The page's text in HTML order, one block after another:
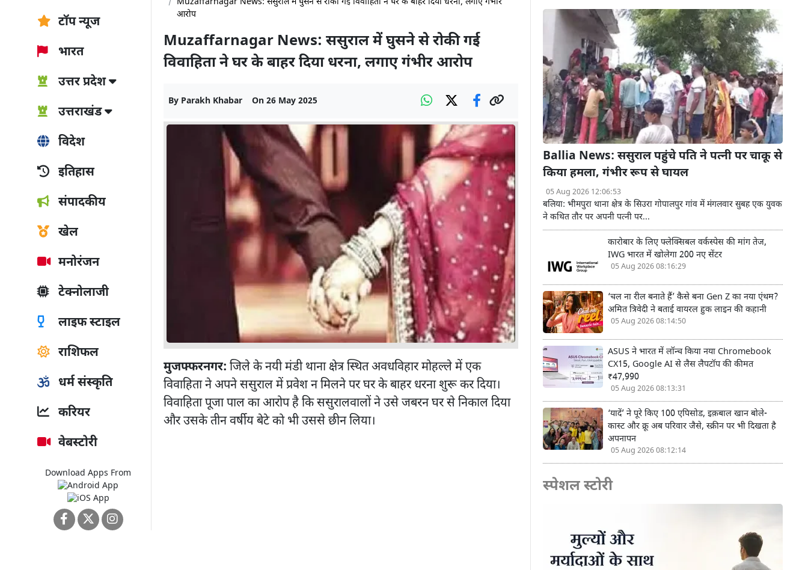
टॉप न्यूज
भारत
उत्तर प्रदेश
उत्तराखंड
विदेश
इतिहास
संपादकीय
खेल
मनोरंजन
टेक्नोलाजी
लाइफ स्टाइल
राशिफल
धर्म संस्कृति
करियर
वेबस्टोरी
Download Apps From
आरोप
Muzaffarnagar News: ससुराल में घुसने से रोकी गई
विवाहिता ने घर के बाहर दिया धरना, लगाए गंभीर आरोप
By Parakh Khabar On 26 May 2025
मुजफ्फरनगर: जिले के नयी मंडी थाना क्षेत्र स्थित अवधविहार मोहल्ले में एक
विवाहिता ने अपने ससुराल में प्रवेश न मिलने पर घर के बाहर धरना शुरू कर दिया।
विवाहिता पूजा पाल का आरोप है कि ससुरालवालों ने उसे जबरन घर से निकाल दिया
और उसके तीन वर्षीय बेटे को भी उससे छीन लिया।
Ballia News: ससुराल पहुंचे पति ने पत्नी पर चाकू से
किया हमला, गंभीर रूप से घायल
05 Aug 2026 12:06:53
बलिया: भीमपुरा थाना क्षेत्र के सिउरा गोपालपुर गांव में मंगलवार सुबह एक युवक
ने कथित तौर पर अपनी पत्नी पर...
कारोबार के लिए फ्लेक्सिबल वर्कस्पेस की मांग तेज,
IWG भारत में खोलेगा 200 नए सेंटर
05 Aug 2026 08:16:29
‘चल ना रील बनाते हैं’ कैसे बना Gen Z का नया एंथम?
अमित त्रिवेदी ने बताई वायरल हुक लाइन की कहानी
05 Aug 2026 08:14:50
ASUS ने भारत में लॉन्च किया नया Chromebook
CX15, Google AI से लैस लैपटॉप की कीमत
₹47,990
05 Aug 2026 08:13:31
‘यादें’ ने पूरे किए 100 एपिसोड, इक़बाल खान बोले-
कास्ट और क्रू अब परिवार जैसे, स्क्रीन पर भी दिखता है
अपनापन
05 Aug 2026 08:12:14
स्पेशल स्टोरी